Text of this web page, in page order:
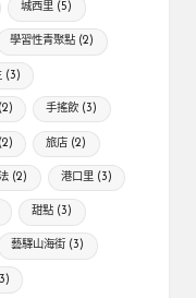
城西里 (5)
學習性青聚點 (2)
(3)
手搖飲 (3)
旅店 (2)
(2) 港口里 (3)
甜點 (3)
藝驛山海街 (3)